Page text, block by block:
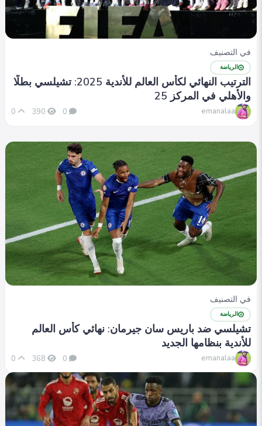
في التصنيف
الرياضة
الترتيب النهائي لكأس العالم للأندية 2025: تشيلسي بطلًا
والأهلي في المركز 25
emanalaa
0
390
في التصنيف
الرياضة
تشيلسي ضد باريس سان جيرمان: نهائي كأس العالم
للأندية بنظامها الجديد
emanalaa
0
368